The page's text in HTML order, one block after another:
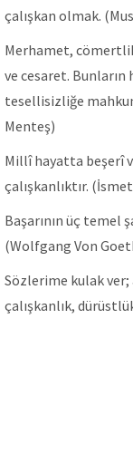
çalışkan olmak.
Merhamet,
ve cesaret. Bunların
tesellisizliğe
Menteş)
Millî hayatta beşerî
çalışkanlıktır.
Başarının üç temel
(Wolfgang Von
Sözlerime kulak ver;
çalışkanlık,